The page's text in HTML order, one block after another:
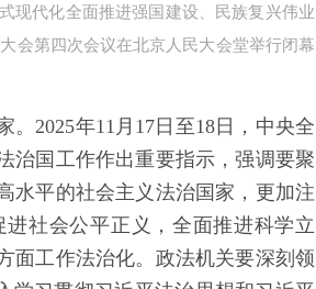
现代化全面推进强国建设、民族复兴伟业
会第四次会议在北京人民大会堂举行闭幕
2025年11月17日至18日，中央全
治国工作作出重要指示，强调要聚
水平的社会主义法治国家，更加注
社会公平正义，全面推进科学立
面工作法治化。政法机关要深刻领